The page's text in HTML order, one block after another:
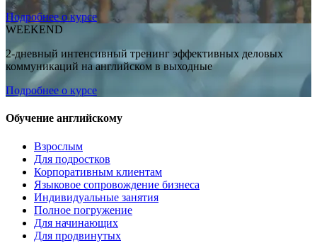
Подробнее о курсе
WEEKEND
2-дневный интенсивный тренинг эффективных деловых
коммуникаций на английском в выходные
Подробнее о курсе
Обучение английскому
Взрослым
Для подростков
Корпоративным клиентам
Языковое сопровождение бизнеса
Индивидуальные занятия
Полное погружение
Для начинающих
Для продвинутых